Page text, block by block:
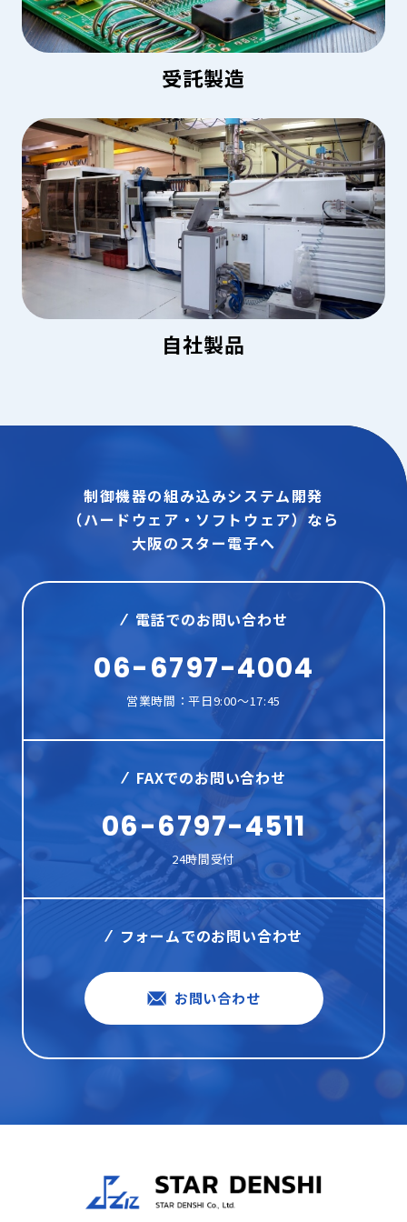
受託製造
自社製品
制御機器の組み込みシステム開発
（ハードウェア・ソフトウェア）なら
大阪のスター電子へ
電話でのお問い合わせ
06-6797-4004
営業時間：平日9:00～17:45
FAXでのお問い合わせ
06-6797-4511
24時間受付
フォームでのお問い合わせ
お問い合わせ